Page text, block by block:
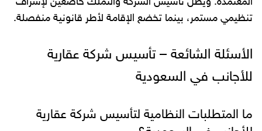
تنظيمي مستمر، بينما تخضع الإقامة لأطر قانونية منفصلة.
الأسئلة الشائعة – تأسيس شركة عقارية
للأجانب في السعودية
ما المتطلبات النظامية لتأسيس شركة عقارية